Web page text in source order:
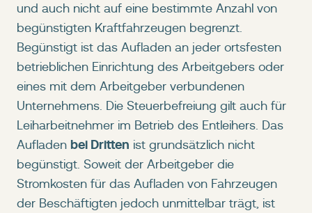
und auch nicht auf eine bestimmte Anzahl von
begünstigten Kraftfahrzeugen begrenzt.
Begünstigt ist das Aufladen an jeder ortsfesten
betrieblichen Einrichtung des Arbeitgebers oder
eines mit dem Arbeitgeber verbundenen
Unternehmens. Die Steuerbefreiung gilt auch für
Leiharbeitnehmer im Betrieb des Entleihers. Das
Aufladen bei Dritten ist grundsätzlich nicht
begünstigt. Soweit der Arbeitgeber die
Stromkosten für das Aufladen von Fahrzeugen
der Beschäftigten jedoch unmittelbar trägt, ist